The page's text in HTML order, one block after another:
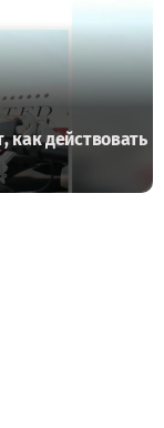
действовать